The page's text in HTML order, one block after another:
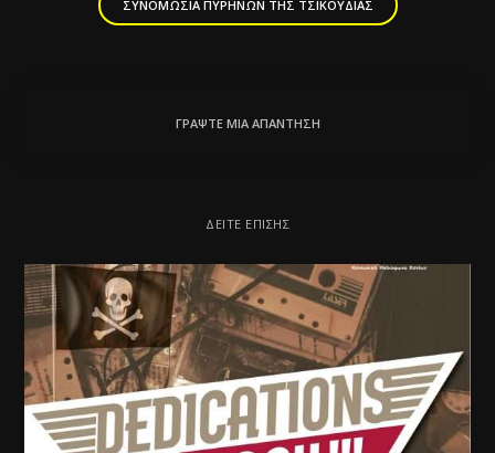
ΣΥΝΟΜΩΣΊΑ ΠΥΡΉΝΩΝ ΤΗΣ ΤΣΙΚΟΥΔΙΆΣ
ΓΡΆΨΤΕ ΜΙΑ ΑΠΆΝΤΗΣΗ
ΔΕΊΤΕ ΕΠΊΣΗΣ